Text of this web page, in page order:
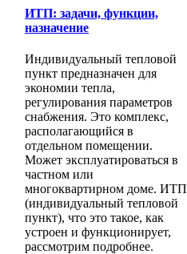
ИТП: задачи, функции,
назначение
Индивидуальный тепловой
пункт предназначен для
экономии тепла,
регулирования параметров
снабжения. Это комплекс,
располагающийся в
отдельном помещении.
Может эксплуатироваться в
частном или
многоквартирном доме. ИТП
(индивидуальный тепловой
пункт), что это такое, как
устроен и функционирует,
рассмотрим подробнее.